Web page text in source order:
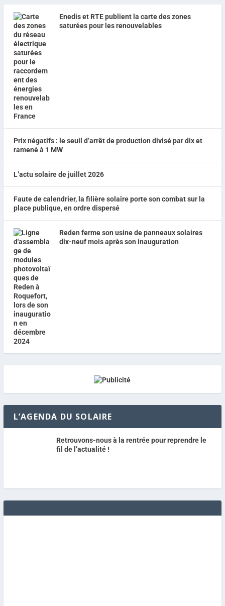
Enedis et RTE publient la carte des zones
saturées pour les renouvelables
Prix négatifs : le seuil d’arrêt de production divisé par dix et
ramené à 1 MW
L’actu solaire de juillet 2026
Faute de calendrier, la filière solaire porte son combat sur la
place publique, en ordre dispersé
Reden ferme son usine de panneaux solaires
dix-neuf mois après son inauguration
L’AGENDA DU SOLAIRE
Retrouvons-nous à la rentrée pour reprendre le
fil de l’actualité !